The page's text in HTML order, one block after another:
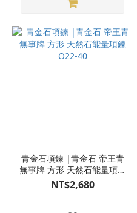
青金石項鍊 |青金石 帝王青
無事牌 方形 天然石能量項鍊
O22-40
NT$2,680